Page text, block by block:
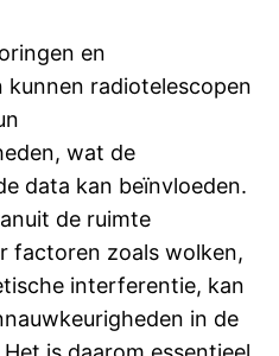
en
radiotelescopen
wat de
data kan beïnvloeden.
de ruimte
factoren zoals wolken,
interferentie, kan
in de